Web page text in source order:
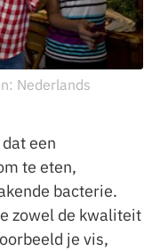
Nederlands
een
te eten,
bacterie.
zowel de kwaliteit
je vis,